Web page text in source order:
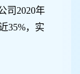
司2020年
35%，实